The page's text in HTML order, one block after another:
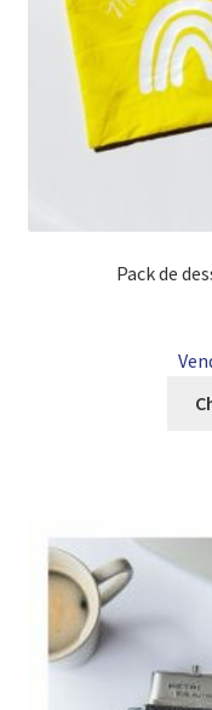
Pack de